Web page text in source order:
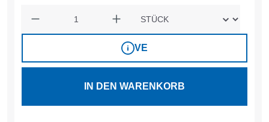
VE
IN DEN WARENKORB